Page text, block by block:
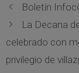
Boletín
La Decana
celebrado con
privilegio de